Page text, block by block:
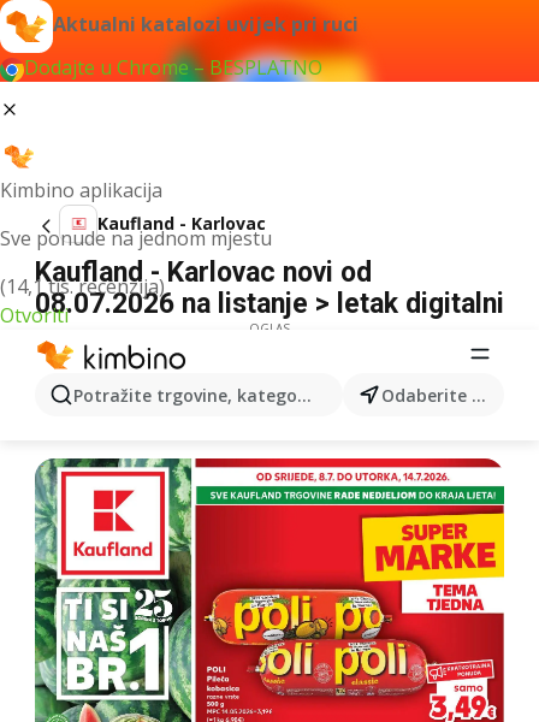
Aktualni katalozi uvijek pri ruci
Dodajte u Chrome – BESPLATNO
Kimbino aplikacija
Sve ponude na jednom mjestu
(14,1 tis. recenzija)
Otvoriti
Potražite trgovine, kategorije, proizvode... Odaberite grad
Kaufland - Karlovac
Kaufland - Karlovac novi od
08.07.2026 na listanje > letak digitalni
OGLAS